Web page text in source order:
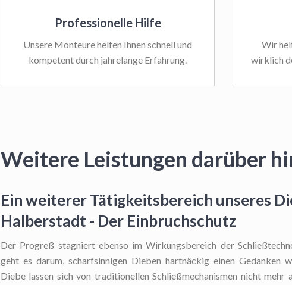
Professionelle Hilfe
Unsere Monteure helfen Ihnen schnell und
kompetent durch jahrelange Erfahrung.
Wir
wirklich
Weitere Leistungen darüber
Ein weiterer Tätigkeitsbereich unseres
Halberstadt - Der Einbruchschutz
Der Progreß stagniert ebenso im Wirkungsbereich der
geht es darum, scharfsinnigen Dieben hartnäckig einen Gedanken
Diebe lassen sich von traditionellen Schließmechanismen nicht mehr